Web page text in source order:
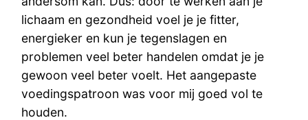
lichaam en gezondheid voel je je fitter,
energieker en kun je tegenslagen en
problemen veel beter handelen omdat je je
gewoon veel beter voelt. Het aangepaste
voedingspatroon was voor mij goed vol te
houden.